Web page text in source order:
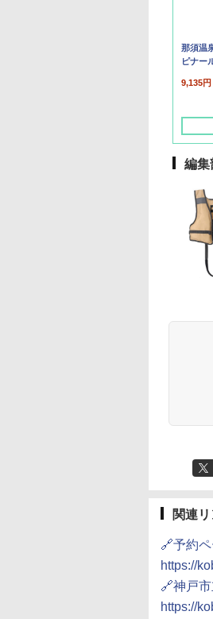
那須温
ピナー
9,135円
編集
関連リ
🔗予約
https://
🔗神戸
https://